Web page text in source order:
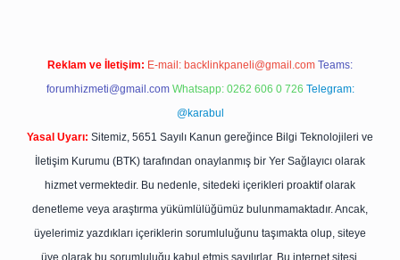
Reklam ve İletişim: E-mail: backlinkpaneli@gmail.com Teams:
forumhizmeti@gmail.com Whatsapp: 0262 606 0 726 Telegram:
@karabul
Yasal Uyarı: Sitemiz, 5651 Sayılı Kanun gereğince Bilgi Teknolojileri ve
İletişim Kurumu (BTK) tarafından onaylanmış bir Yer Sağlayıcı olarak
hizmet vermektedir. Bu nedenle, sitedeki içerikleri proaktif olarak
denetleme veya araştırma yükümlülüğümüz bulunmamaktadır. Ancak,
üyelerimiz yazdıkları içeriklerin sorumluluğunu taşımakta olup, siteye
üye olarak bu sorumluluğu kabul etmiş sayılırlar. Bu internet sitesi,